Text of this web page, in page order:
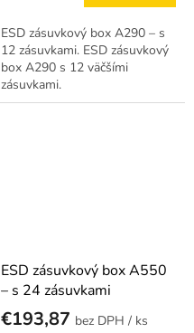
ESD zásuvkový box A290 – s
12 zásuvkami. ESD zásuvkový
box A290 s 12 väčšími
zásuvkami.
ESD zásuvkový box A550
– s 24 zásuvkami
€193,87
/ ks